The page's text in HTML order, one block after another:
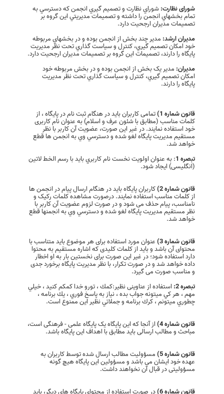
شورای نظارت:شوراي نظارت و تصميم گيري انجمن که دسترسي به
تمام بخشهاي انجمن را داشته و تصميمات مديريتي اين گروه بر
تصميمات مديران ارجحيت دارد.
مدیران ارشد: مدير چند بخش از انجمن بوده و در بخشهاي مربوطه
خود امکان تصميم گيري، کنترل و سياست گذاري تحت نظر مديريت
پايگاه را دارند، تصميمات اين گروه بر تصميمات مديران ارجحيت دارد.
مدیران: مدير يک بخش از انجمن بوده و در بخش مربوطه خود
امکان تصميم گيري، کنترل و سياست گذاري تحت نظر مديريت
پايگاه را دارند.
قانون شماره 1) تمامی کاربران باید در هنگام ثبت نام در پایگاه ، از
کلمات مناسب (مطابق با شئون عرف و اسلام) به عنوان نام کاربری
خود استفاده نمایند. در غیر این صورت، عضویت آن كاربر با نظر
مستقیم مدیریت پایگاه لغو شده و دسترسي وي به انجمن ها قطع
خواهد شد.
تبصره 1 : به عنوان اولویت نخست نام كاربري باید با رسم الخط لاتین
(انگلیسی) ایجاد شود.
قانون شماره 2) کاربران پایگاه باید در هنگام ارسال پیام در انجمن ها
از کلمات مناسب استفاده نمایند. درصورت مشاهده کلمات رکیک و
نامناسب، پیام حذف می شود و در صورت لزوم عضویت آن كاربر با
نظر مستقیم مدیریت پایگاه لغو شده و دسترسي وي به انجمنها قطع
خواهد شد.
قانون شماره 3) عنوان مورد استفاده برای هر موضوع باید متناسب با
محتوای آن باشد و باید از کلمات کلیدی که اشاره مستقیم به محتوا
دارد استفاده شود؛ در غیر این صورت برای نخستین بار به او اخطار
داده خواهد شد و در صورت تکرار، با نظر مدیریت پایگاه برخورد جدی
و مناسب صورت می گیرد.
تبصره 2:
استفاده از عناوینی نظیر:كمك ، تورو خدا كمكم كنيد ، خيلي
مهم ، هر كي ميتونه جواب بده ، نياز به پاسخ فوري ، يك برنامه ،
چطوري ميتونم ، كرك برنامه و جملاتي نظیر این ممنوع است.
قانون شماره 4) از آنجا که این پایگاه یک پایگاه علمی - فرهنگی است،
مباحث و مطالب ارسالی باید مطابق با اهداف این پایگاه باشد.
قانون شماره 5) مسؤولیت مطالب ارسال شده توسط کاربران به
عهده خود ایشان می باشد و مسؤولین این پایگاه هیچ گونه
مسؤولیتی در قبال آن نخواهند داشت.
قانون شماره 6) در صورت استفاده از محتوای پایگاه های دیگر، باید